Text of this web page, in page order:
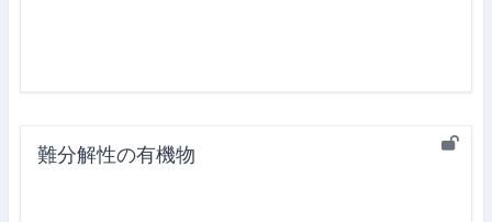
難分解性の有機物